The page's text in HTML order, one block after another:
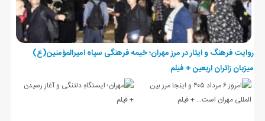
روایت فرهنگ و ایثار در مرز مهران؛ خیمه فرهنگی سپاه امیرالمؤمنین(ع)
میزبان زائران اربعین + فیلم